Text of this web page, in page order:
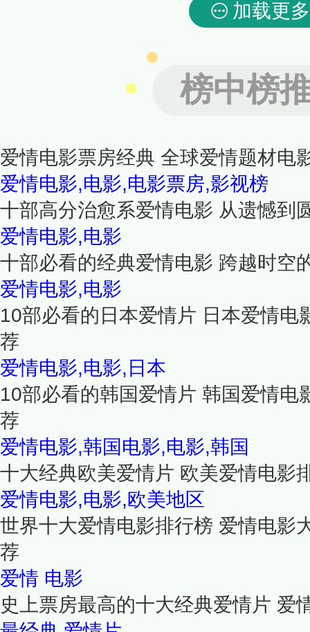
加载更多
榜中榜
爱情电影票房经典 全球爱情题材电
爱情电影,电影,电影票房,影视榜
十部高分治愈系爱情电影 从遗憾到
爱情电影,电影
十部必看的经典爱情电影 跨越时空
爱情电影,电影
10部必看的日本爱情片 日本爱情电
荐
爱情电影,电影,日本
10部必看的韩国爱情片 韩国爱情电
荐
爱情电影,韩国电影,电影,韩国
十大经典欧美爱情片 欧美爱情电影
爱情电影,电影,欧美地区
世界十大爱情电影排行榜 爱情电影
荐
爱情 电影
史上票房最高的十大经典爱情片 爱